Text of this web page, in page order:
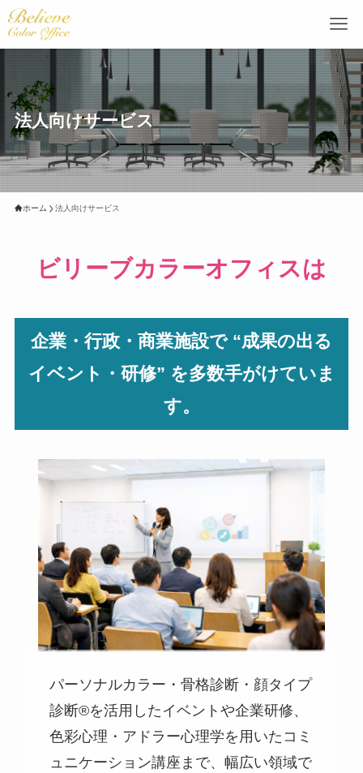
法人向けサービス
ホーム 法人向けサービス
ビリーブカラーオフィスは
企業・行政・商業施設で “成果の出る
イベント・研修” を多数手がけていま
す。
パーソナルカラー・骨格診断・顔タイプ
診断®を活用したイベントや企業研修、
色彩心理・アドラー心理学を用いたコミ
ュニケーション講座まで、幅広い領域で